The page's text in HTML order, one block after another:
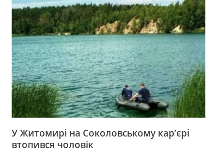
У Житомирі​ на Соколовському кар’єрі
втопився чоловік